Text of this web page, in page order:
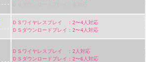
ＤＳワイヤレスプレイ ：2〜4人対応
ＤＳダウンロードプレイ：2〜4人対応
ＤＳワイヤレスプレイ ：2人対応
ＤＳダウンロードプレイ：2〜6人対応